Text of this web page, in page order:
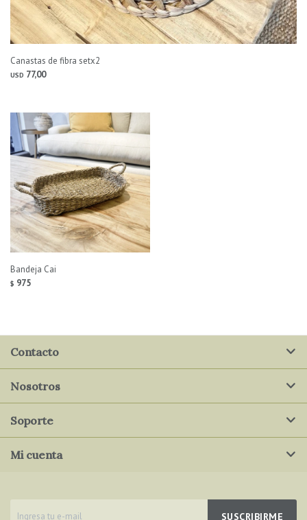
Canastas de fibra setx2
USD 77,00
Bandeja Cai
$ 975
SUSCRIBIRME
Contacto
Nosotros
Soporte
Mi cuenta